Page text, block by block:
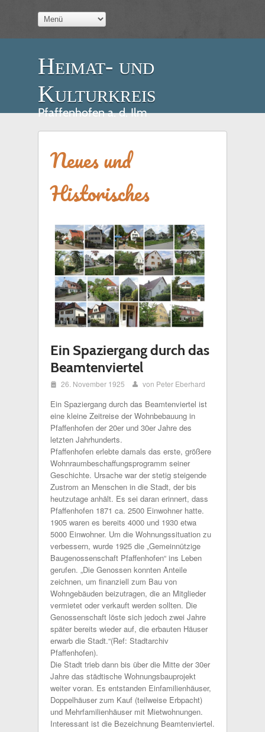
Heimat- und
Kulturkreis
Pfaffenhofen a. d. Ilm
Neues und
Historisches
Ein Spaziergang durch das
Beamtenviertel
i 26. November 1925 x von Peter Eberhard
Ein Spaziergang durch das Beamtenviertel ist
eine kleine Zeitreise der Wohnbebauung in
Pfaffenhofen der 20er und 30er Jahre des
letzten Jahrhunderts.
Pfaffenhofen erlebte damals das erste, größere
Wohnraumbeschaffungsprogramm seiner
Geschichte. Ursache war der stetig steigende
Zustrom an Menschen in die Stadt, der bis
heutzutage anhält. Es sei daran erinnert, dass
Pfaffenhofen 1871 ca. 2500 Einwohner hatte.
1905 waren es bereits 4000 und 1930 etwa
5000 Einwohner. Um die Wohnungssituation zu
verbessern, wurde 1925 die „Gemeinnützige
Baugenossenschaft Pfaffenhofen“ ins Leben
gerufen. „Die Genossen konnten Anteile
zeichnen, um finanziell zum Bau von
Wohngebäuden beizutragen, die an Mitglieder
vermietet oder verkauft werden sollten. Die
Genossenschaft löste sich jedoch zwei Jahre
später bereits wieder auf, die erbauten Häuser
erwarb die Stadt.“(Ref: Stadtarchiv
Pfaffenhofen).
Die Stadt trieb dann bis über die Mitte der 30er
Jahre das städtische Wohnungsbauprojekt
weiter voran. Es entstanden Einfamilienhäuser,
Doppelhäuser zum Kauf (teilweise Erbpacht)
und Mehrfamilienhäuser mit Mietwohnungen.
Interessant ist die Bezeichnung Beamtenviertel.